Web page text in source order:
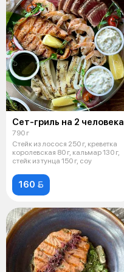
Сет-гриль на 2 человека
790 г
Стейк из лосося 250 г, креветка
королевская 80 г, кальмар 130 г,
стейк из тунца 150 г, соу
160 